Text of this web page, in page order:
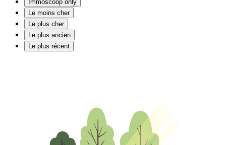
Immoscoop only
Le moins cher
Le plus cher
Le plus ancien
Le plus récent